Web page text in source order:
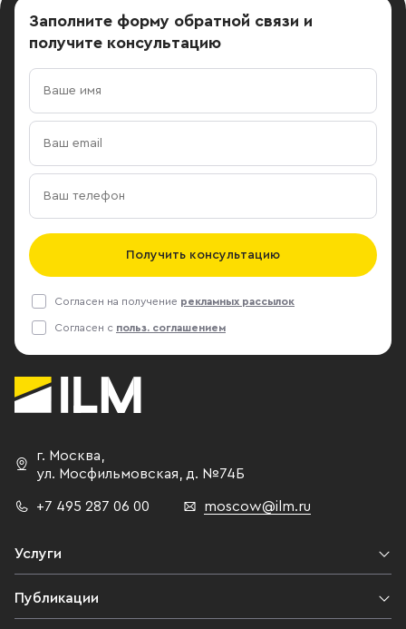
Заполните форму обратной связи и
получите консультацию
Получить консультацию
Согласен на получение рекламных рассылок
Согласен с польз. соглашением
г. Москва
ул. Мосфильмовская,
д. №74Б
+7 495 287 06 00 moscow@ilm.ru
Услуги
Публикации